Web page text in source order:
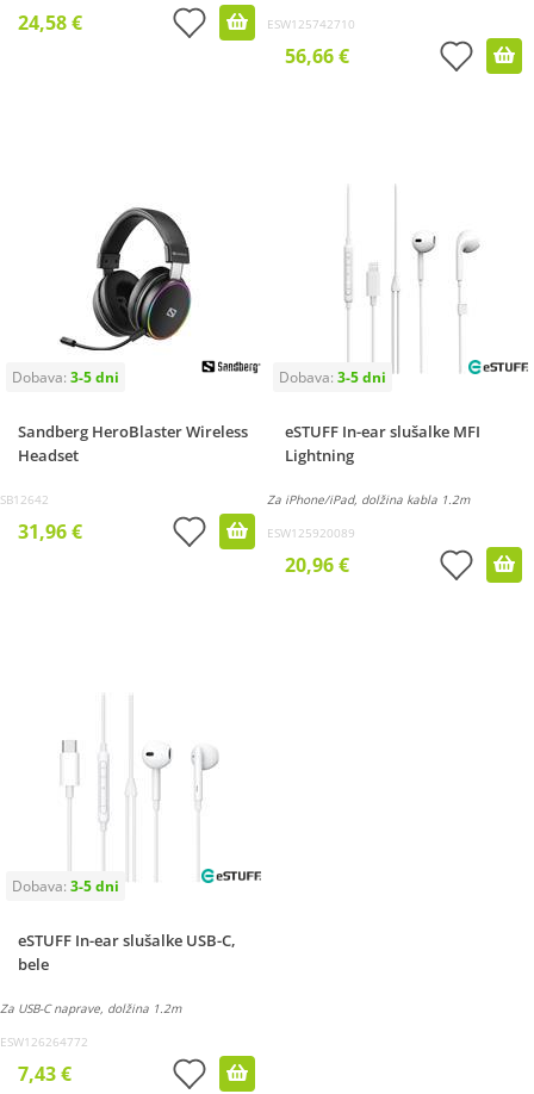
24,58 €
ESW125742710
56,66 €
Sandberg HeroBlaster Wireless
Headset
SB12642
31,96 €
eSTUFF In-ear slušalke MFI
Lightning
Za iPhone/iPad, dolžina kabla 1.2m
ESW125920089
20,96 €
eSTUFF In-ear slušalke USB-C,
bele
Za USB-C naprave, dolžina 1.2m
ESW126264772
7,43 €